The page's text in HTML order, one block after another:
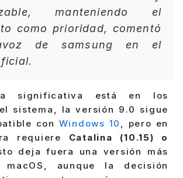
manteniendo el
como prioridad, comentó
de samsung en el
significativa está en los
sistema, la versión 9.0 sigue
con Windows 10
, pero en
requiere Catalina (10.15) o
deja fuera una versión más
aunque la decisión